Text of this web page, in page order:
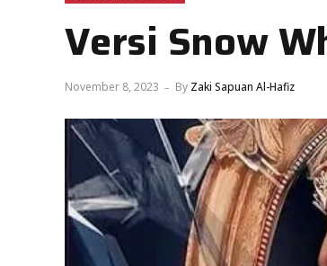
Versi Snow
November 8, 2023 By Zaki Sapuan Al-Hafiz